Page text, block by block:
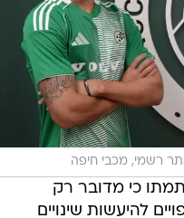
רשמי, מכבי חיפה
כי מדובר רק
להיעשות שינויים